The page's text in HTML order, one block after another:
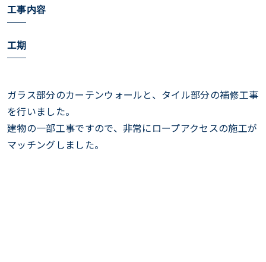
工事内容
工期
ガラス部分のカーテンウォールと、タイル部分の補修工事
を行いました。
建物の一部工事ですので、非常にロープアクセスの施工が
マッチングしました。